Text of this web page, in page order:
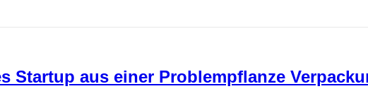
Startup aus einer Problempflanze